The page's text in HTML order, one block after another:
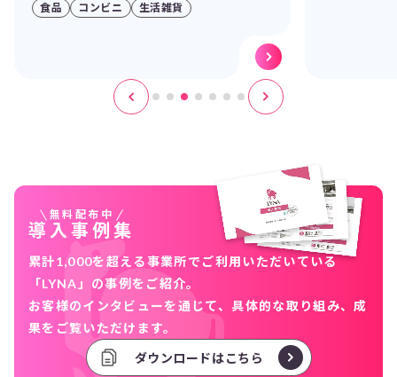
食品
コンビニ 生活雑貨
無料配布中
導入事例集
累計1,000を超える事業所でご利用いただいている
「LYNA」の事例をご紹介。
お客様のインタビューを通じて、具体的な取り組み、成
果をご覧いただけます。
ダウンロードはこちら